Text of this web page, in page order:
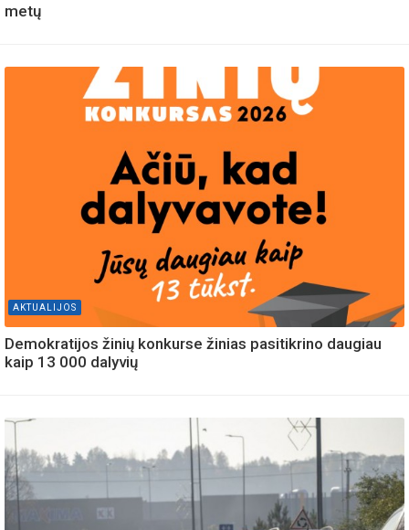
metų
AKTUALIJOS
Demokratijos žinių konkurse žinias pasitikrino daugiau
kaip 13 000 dalyvių